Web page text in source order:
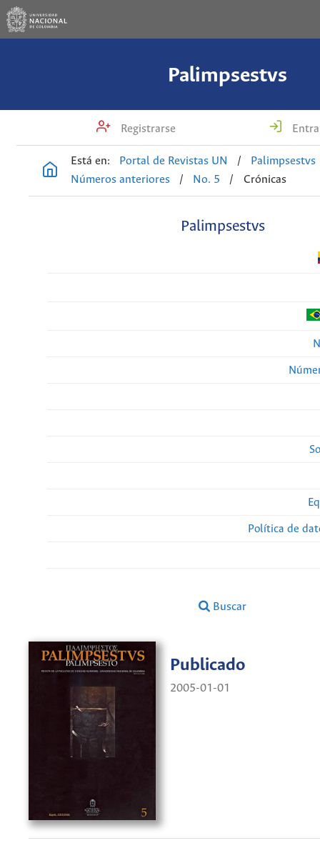
Palimpsestvs
Registrarse
Está en: Portal de Revistas UN /
Palimpsestvs
Números anteriores
/ No. 5 / Crónicas
Palimpsestvs
Política de
Buscar
Publicado
2005-01-01